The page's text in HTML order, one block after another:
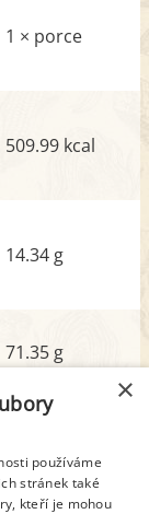
1 × porce
509.99 kcal
14.34 g
71.35 g
17.77 g
10.47 g
×
používáme
stránek také
kteří je mohou